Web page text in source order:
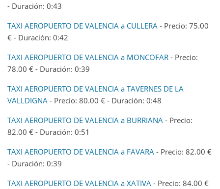
- Duración: 0:43
TAXI AEROPUERTO DE VALENCIA a CULLERA - Precio: 75.00
€ - Duración: 0:42
TAXI AEROPUERTO DE VALENCIA a MONCOFAR - Precio:
78.00 € - Duración: 0:39
TAXI AEROPUERTO DE VALENCIA a TAVERNES DE LA
VALLDIGNA - Precio: 80.00 € - Duración: 0:48
TAXI AEROPUERTO DE VALENCIA a BURRIANA - Precio:
82.00 € - Duración: 0:51
TAXI AEROPUERTO DE VALENCIA a FAVARA - Precio: 82.00 €
- Duración: 0:39
TAXI AEROPUERTO DE VALENCIA a XATIVA - Precio: 84.00 €